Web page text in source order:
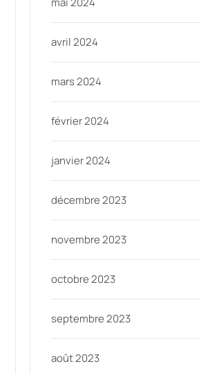
avril 2024
mars 2024
février 2024
janvier 2024
décembre 2023
novembre 2023
octobre 2023
septembre 2023
août 2023